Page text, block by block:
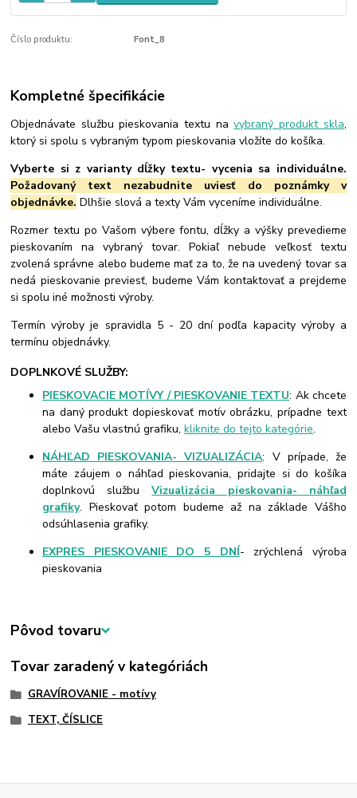
Číslo produktu: Font_8
Kompletné špecifikácie
Objednávate službu pieskovania textu navybraný produkt skla,
ktorý si spolu s vybraným typom pieskovania vložíte do košíka.
Vyberte si z varianty dĺžky textu- vycenia sa individuálne.
Požadovaný text nezabudnite uviesť do poznámky v
objednávke. Dlhšie slová a texty Vám vyceníme individuálne.
Rozmer textu po Vašom výbere fontu, dĺžky a výšky prevedieme
pieskovaním na vybraný tovar. Pokiaľ nebude veľkosť textu
zvolená správne alebo budeme mať za to, že na uvedený tovar sa
nedá pieskovanie previesť, budeme Vám kontaktovať a prejdeme
si spolu iné možnosti výroby.
Termín výroby je spravidla 5 - 20 dní podľa kapacity výroby a
termínu objednávky.
DOPLNKOVÉ SLUŽBY:
PIESKOVACIE MOTÍVY / PIESKOVANIE TEXTU: Ak chcete
na daný produkt dopieskovať motív obrázku, prípadne text
alebo Vašu vlastnú grafiku,kliknite do tejto kategórie.
NÁHĽAD PIESKOVANIA- VIZUALIZÁCIA: V prípade, že
máte záujem o náhľad pieskovania, pridajte si do košíka
doplnkovú službuVizualizácia pieskovania- náhľad
grafiky. Pieskovať potom budeme až na základe Vášho
odsúhlasenia grafiky.
EXPRES PIESKOVANIE DO 5 DNÍ- zrýchlená výroba
pieskovania
Pôvod tovaru
Tovar zaradený v kategóriách
GRAVÍROVANIE - motívy
TEXT, ČÍSLICE